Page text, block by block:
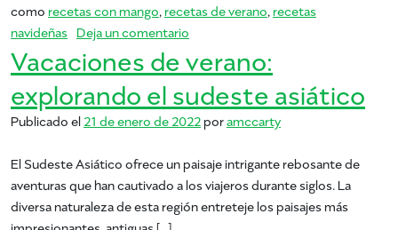
como recetas con mango recetas de verano recetas
navideñas Deja un comentario
Vacaciones de verano:
explorando el sudeste asiático
Publicado el 21 de enero de 2022poramccarty
El Sudeste Asiático ofrece un paisaje intrigante rebosante de
aventuras que han cautivado a los viajeros durante siglos. La
diversa naturaleza de esta región entreteje los paisajes más
impresionantes, antiguas […]